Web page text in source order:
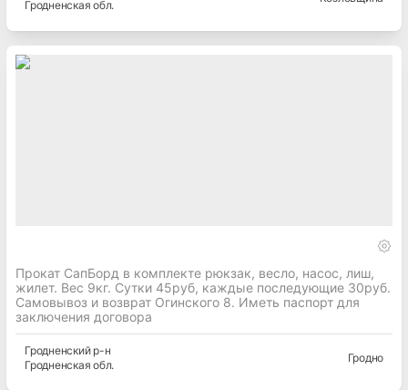
Гродненская обл.
Прокат СапБорд в комплекте рюкзак, весло, насос, лиш,
жилет. Вес 9кг. Сутки 45руб, каждые последующие 30руб.
Самовывоз и возврат Огинского 8. Иметь паспорт для
заключения договора
Гродненскийр-н
Гродненская обл.
Гродно